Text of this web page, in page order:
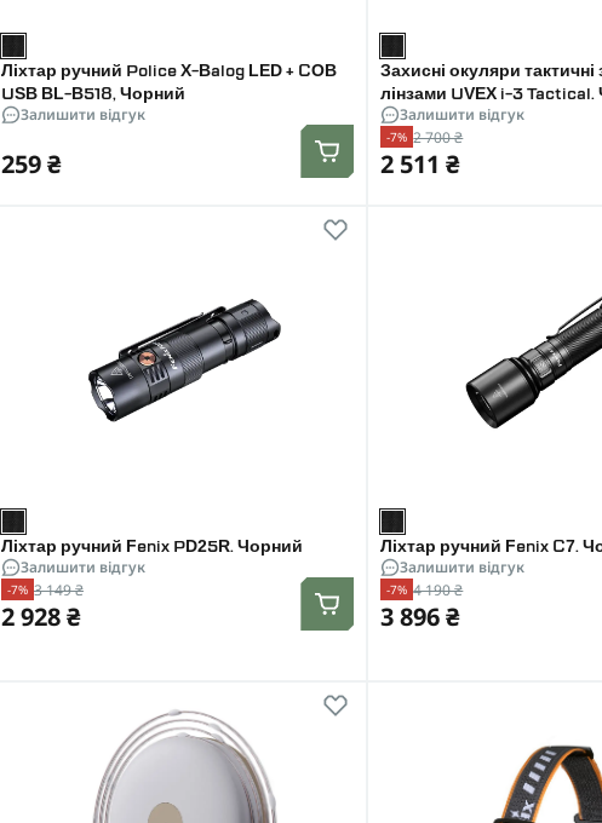
Ліхтар ручний Police X-Balog LED + COB
USB BL-B518, Чорний
Залишити відгук
259 ₴
Захисні окуляри тактичні
лінзами UVEX i-3
Залишити відгук
-7% 2 700 ₴
2 511 ₴
Ліхтар ручний Fenix PD25R. Чорний
Залишити відгук
-7% 3 149 ₴
2 928 ₴
Ліхтар ручний Fenix C7.
Залишити відгук
-7% 4 190 ₴
3 896 ₴